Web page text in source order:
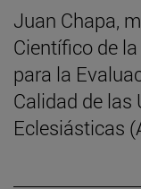
Juan Chapa,
Científico de
para la
Calidad de las
Eclesiásticas